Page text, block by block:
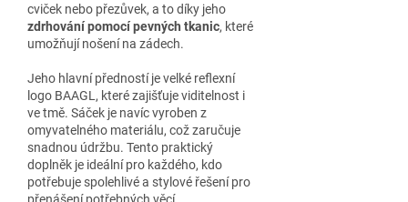
cviček nebo přezůvek, a to díky jeho
zdrhování pomocí pevných tkanic, které
umožňují nošení na zádech.
Jeho hlavní předností je velké reflexní
logo BAAGL, které zajišťuje viditelnost i
ve tmě. Sáček je navíc vyroben z
omyvatelného materiálu, což zaručuje
snadnou údržbu. Tento praktický
doplněk je ideální pro každého, kdo
potřebuje spolehlivé a stylové řešení pro